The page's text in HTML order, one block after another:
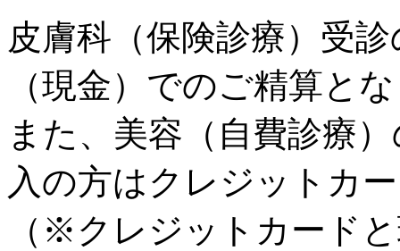
皮膚科（保険診療）受
（現金）でのご精算と
また、美容（自費診療
入の方はクレジットカ
（※クレジットカード